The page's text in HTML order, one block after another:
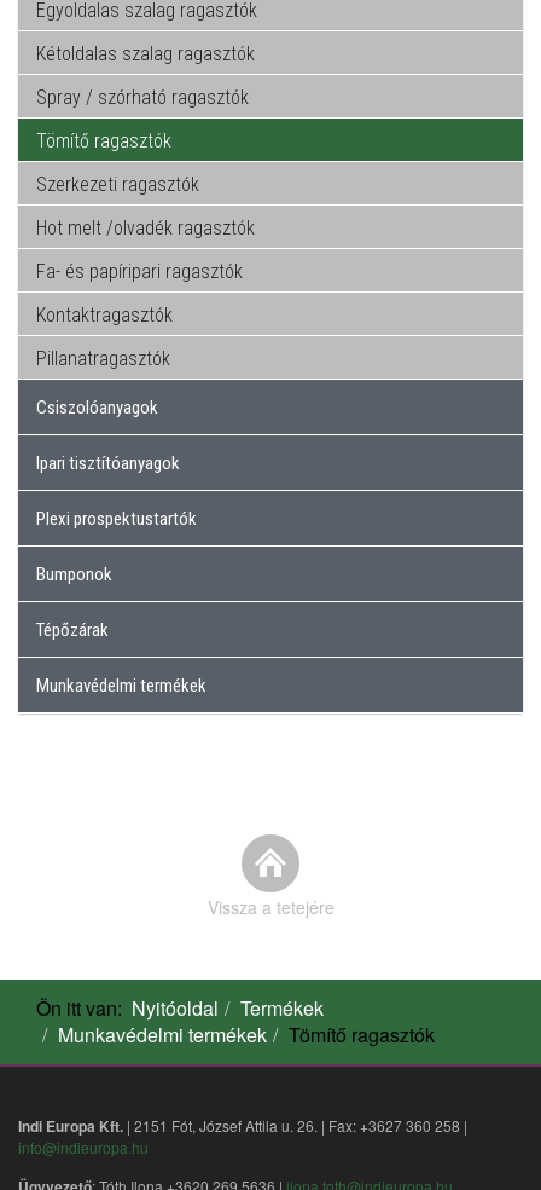
Egyoldalas szalag ragasztók
Kétoldalas szalag ragasztók
Spray / szórható ragasztók
Tömítő ragasztók
Szerkezeti ragasztók
Hot melt /olvadék ragasztók
Fa- és papíripari ragasztók
Kontaktragasztók
Pillanatragasztók
Csiszolóanyagok
Ipari tisztítóanyagok
Plexi prospektustartók
Bumponok
Tépőzárak
Munkavédelmi termékek
Vissza a tetejére
Ön itt van: Nyitóoldal
Termékek
Munkavédelmi termékek
Tömítő ragasztók
Indi Europa Kft. | 2151 Fót, József Attila u. 26. | Fax: +3627 360 258 |
info@indieuropa.hu
: Tóth Ilona +3620 269 5636 | ilona.toth@indieuropa.hu